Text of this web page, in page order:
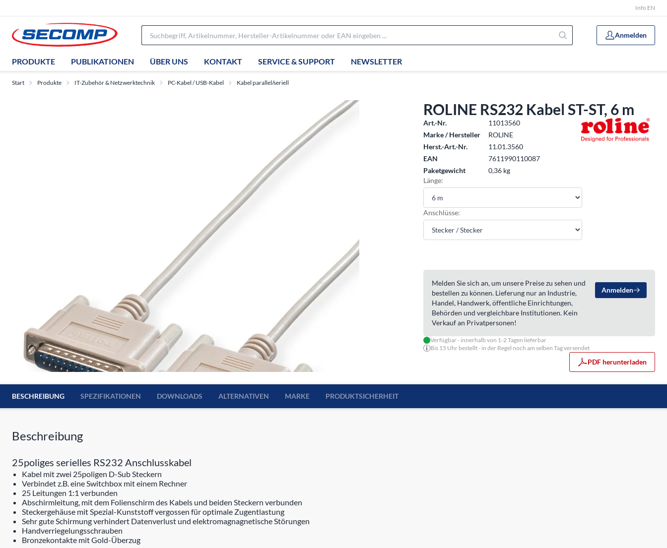
Info EN
Anmelden
PRODUKTE PUBLIKATIONEN ÜBER UNS KONTAKT SERVICE & SUPPORT NEWSLETTER
Start Produkte IT-Zubehör & Netzwerktechnik PC-Kabel / USB-Kabel Kabel parallel/seriell
ROLINE RS232 Kabel ST-ST, 6 m
Art.-Nr.
11013560
Marke / Hersteller
ROLINE
Herst.-Art.-Nr.
11.01.3560
EAN
7611990110087
Paketgewicht
0,36 kg
Länge:
Anschlüsse:
Melden Sie sich an, um unsere Preise zu sehen und
bestellen zu können. Lieferung nur an Industrie,
Handel, Handwerk, öffentliche Einrichtungen,
Behörden und vergleichbare Institutionen. Kein
Verkauf an Privatpersonen!
Anmelden
Verfügbar - innerhalb von 1-2 Tagen lieferbar
Bis 15 Uhr bestellt - in der Regel noch am selben Tag versendet
PDF herunterladen
BESCHREIBUNG SPEZIFIKATIONEN DOWNLOADS ALTERNATIVEN MARKE PRODUKTSICHERHEIT
Beschreibung
25poliges serielles RS232 Anschlusskabel
Kabel mit zwei 25poligen D-Sub Steckern
Verbindet z.B. eine Switchbox mit einem Rechner
25 Leitungen 1:1 verbunden
Abschirmleitung, mit dem Folienschirm des Kabels und beiden Steckern verbunden
Steckergehäuse mit Spezial-Kunststoff vergossen für optimale Zugentlastung
Sehr gute Schirmung verhindert Datenverlust und elektromagnagnetische Störungen
Handverriegelungsschrauben
Bronzekontakte mit Gold-Überzug